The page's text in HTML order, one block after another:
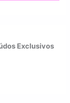
Exclusivos